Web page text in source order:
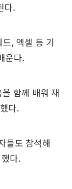
다.
, 엑셀 등 기
운다.
함께 배워 재
다.
들도 참석해
다.